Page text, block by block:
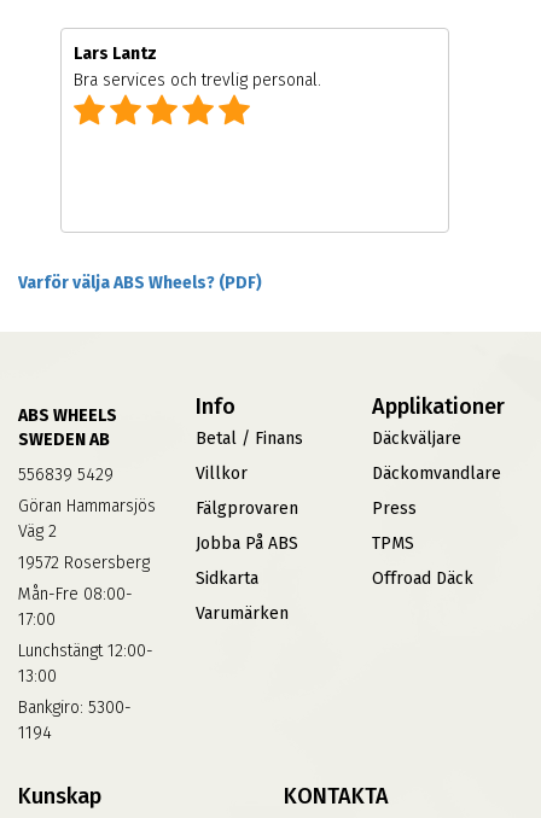
Lars Lantz
Bra services och trevlig personal.
Varför välja ABS Wheels? (PDF)
ABS WHEELS
SWEDEN AB
556839 5429
Göran Hammarsjös
Väg 2
19572 Rosersberg
Mån-Fre 08:00-
17:00
Lunchstängt 12:00-
13:00
Bankgiro: 5300-
1194
Info
Betal / Finans
Villkor
Fälgprovaren
Jobba På ABS
Sidkarta
Varumärken
Applikationer
Däckväljare
Däckomvandlare
Press
TPMS
Offroad Däck
Kunskap KONTAKTA